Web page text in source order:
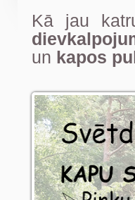
Kā jau
un kapos